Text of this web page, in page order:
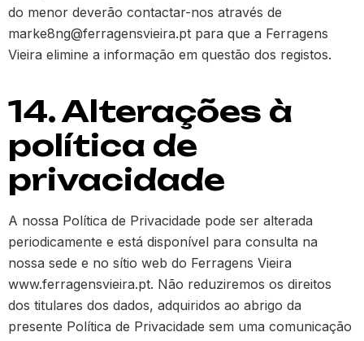
do menor deverão contactar-nos através de
marke8ng@ferragensvieira.pt para que a Ferragens
Vieira elimine a informação em questão dos registos.
14. Alterações à
política de
privacidade
A nossa Política de Privacidade pode ser alterada
periodicamente e está disponível para consulta na
nossa sede e no sítio web do Ferragens Vieira
www.ferragensvieira.pt. Não reduziremos os direitos
dos titulares dos dados, adquiridos ao abrigo da
presente Política de Privacidade sem uma comunicação